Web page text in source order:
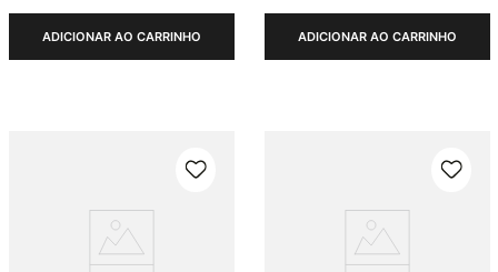
ADICIONAR AO CARRINHO ADICIONAR AO CARRINHO